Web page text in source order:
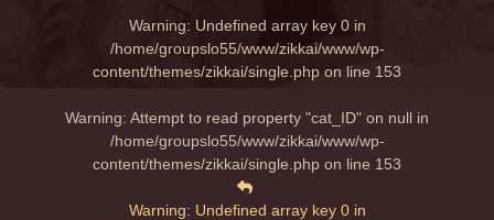
Warning: Undefined array key 0 in
/home/groupslo55/www/zikkai/www/wp-
content/themes/zikkai/single.php on line 153
Warning: Attempt to read property "cat_ID" on null in
/home/groupslo55/www/zikkai/www/wp-
content/themes/zikkai/single.php on line 153
Warning: Undefined array key 0 in